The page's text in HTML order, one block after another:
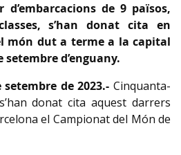
de 9 països,
s’han donat cita en
món dut a terme a la capital
d’enguany.
setembre de 2023.- Cinquanta-
donat cita aquest darrers
el Campionat del Món de